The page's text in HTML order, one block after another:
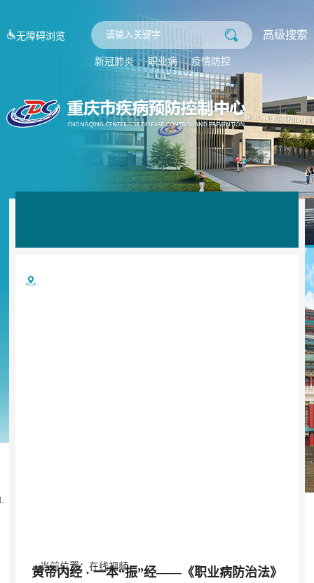
无障碍浏览 高级搜索
新冠肺炎 职业病 疫情防控
当前位置： 在线视频
黄帝内经 · 一本“振”经——《职业病防治法》